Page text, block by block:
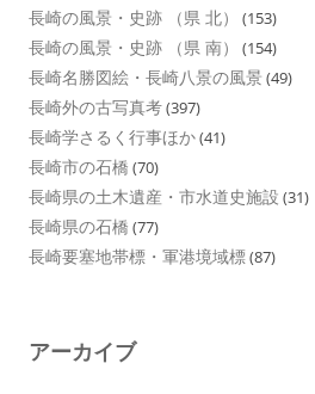
長崎の風景・史跡 （県 北） (153)
長崎の風景・史跡 （県 南） (154)
長崎名勝図絵・長崎八景の風景 (49)
長崎外の古写真考(397)
長崎学さるく行事ほか(41)
長崎市の石橋 (70)
長崎県の土木遺産・市水道史施設 (31)
長崎県の石橋 (77)
長崎要塞地帯標・軍港境域標(87)
アーカイブ